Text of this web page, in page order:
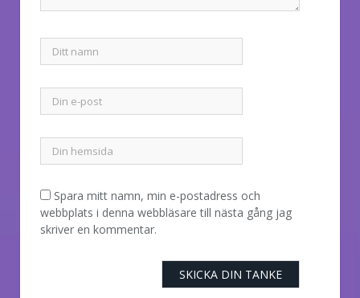
Spara mitt namn, min e-postadress och
webbplats i denna webbläsare till nästa gång jag
skriver en kommentar.